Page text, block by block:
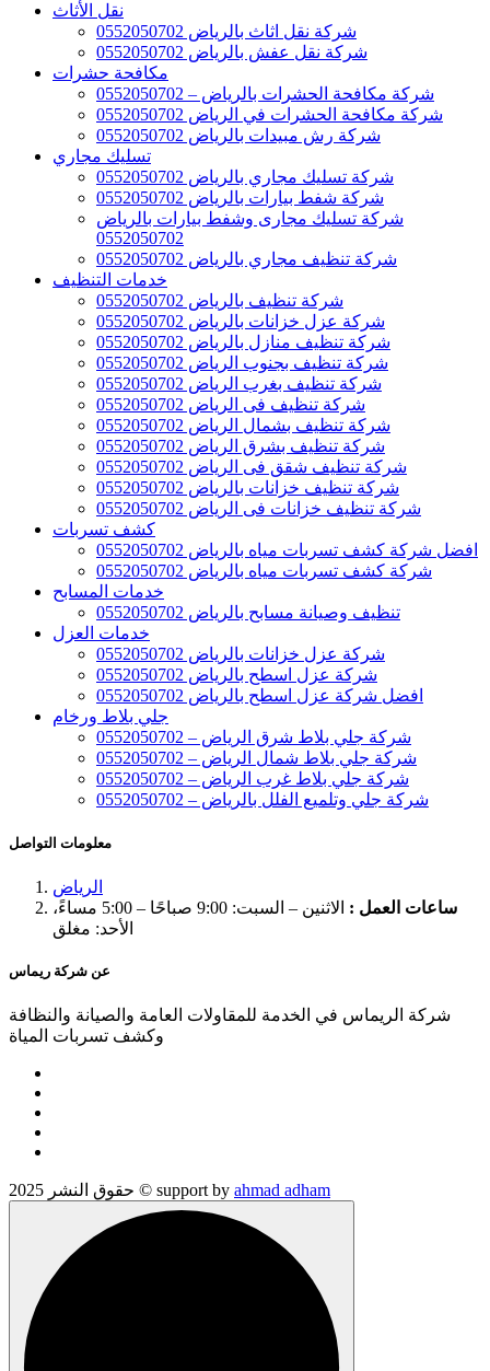
نقل الأثاث
شركة نقل اثاث بالرياض 0552050702
شركة نقل عفش بالرياض 0552050702
مكافحة حشرات
شركة مكافحة الحشرات بالرياض – 0552050702
شركة مكافحة الحشرات في الرياض 0552050702
شركة رش مبيدات بالرياض 0552050702
تسليك مجاري
شركة تسليك مجاري بالرياض 0552050702
شركة شفط بيارات بالرياض 0552050702
شركة تسليك مجارى وشفط بيارات بالرياض
0552050702
شركة تنظيف مجاري بالرياض 0552050702
خدمات التنظيف
شركة تنظيف بالرياض 0552050702
شركة عزل خزانات بالرياض 0552050702
شركة تنظيف منازل بالرياض 0552050702
شركة تنظيف بجنوب الرياض 0552050702
شركة تنظيف بغرب الرياض 0552050702
شركة تنظيف فى الرياض 0552050702
شركة تنظيف بشمال الرياض 0552050702
شركة تنظيف بشرق الرياض 0552050702
شركة تنظيف شقق فى الرياض 0552050702
شركة تنظيف خزانات بالرياض 0552050702
شركة تنظيف خزانات فى الرياض 0552050702
كشف تسربات
افضل شركة كشف تسربات مياه بالرياض 0552050702
شركة كشف تسربات مياه بالرياض 0552050702
خدمات المسابح
تنظيف وصيانة مسابح بالرياض 0552050702
خدمات العزل
شركة عزل خزانات بالرياض 0552050702
شركة عزل اسطح بالرياض 0552050702
افضل شركة عزل اسطح بالرياض 0552050702
جلي بلاط ورخام
شركة جلي بلاط شرق الرياض – 0552050702
شركة جلي بلاط شمال الرياض – 0552050702
شركة جلي بلاط غرب الرياض – 0552050702
شركة جلي وتلميع الفلل بالرياض – 0552050702
معلومات التواصل
الرياض
ساعات العمل :
الاثنين – السبت: 9:00 صباحًا – 5:00 مساءً،
الأحد: مغلق
عن شركة ريماس
شركة الريماس في الخدمة للمقاولات العامة والصيانة والنظافة
وكشف تسربات المياة
حقوق النشر 2025 © support by ahmad adham